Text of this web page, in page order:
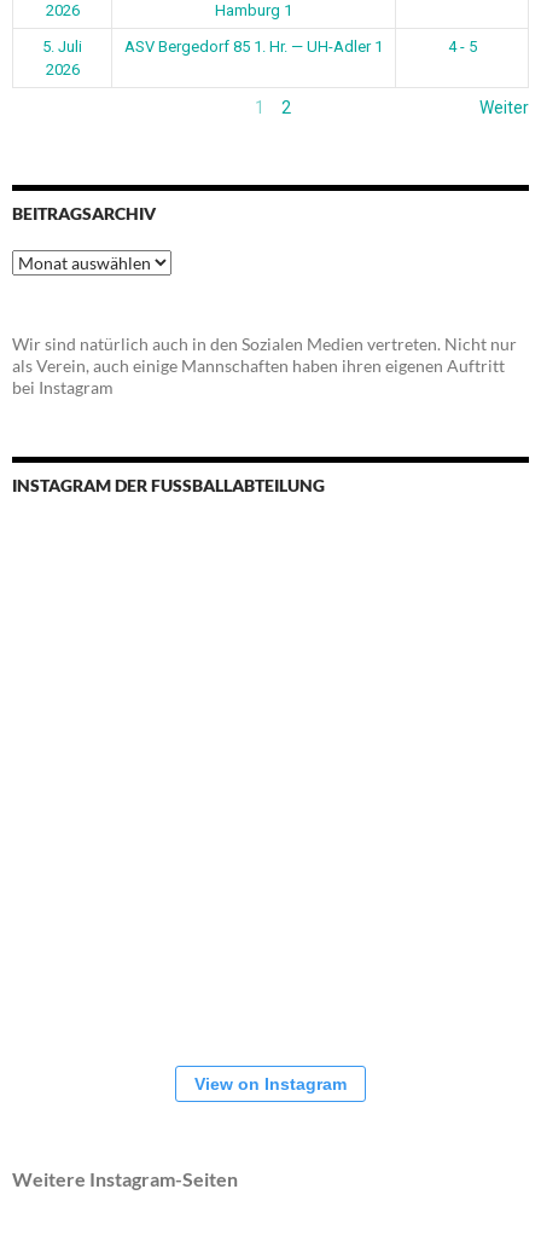
2026
Hamburg 1
5. Juli
2026
ASV Bergedorf 85 1. Hr. — UH-Adler 1 4 - 5
1 2 Weiter
BEITRAGSARCHIV
Beitragsarchiv
Wir sind natürlich auch in den Sozialen Medien vertreten. Nicht nur
als Verein, auch einige Mannschaften haben ihren eigenen Auftritt
bei Instagram
INSTAGRAM DER FUSSBALLABTEILUNG
View on Instagram
Weitere Instagram-Seiten